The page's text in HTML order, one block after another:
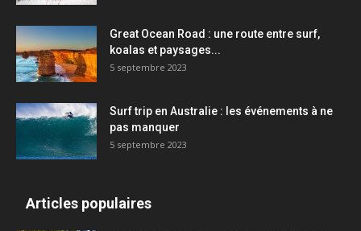
Great Ocean Road : une route entre surf,
koalas et paysages...
5 septembre 2023
Surf trip en Australie : les événements à ne
pas manquer
5 septembre 2023
Articles populaires